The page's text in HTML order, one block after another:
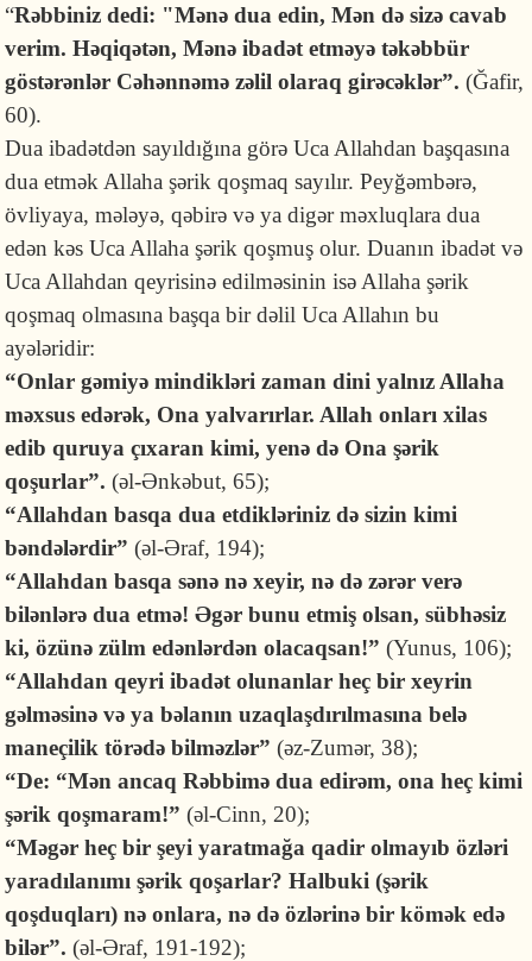
“Rəbbiniz dedi: "Mənə dua edin, Mən də sizə cavab
verim. Həqiqətən, Mənə ibadət etməyə təkəbbür
göstərənlər Cəhənnəmə zəlil olaraq girəcəklər”. (Ğafir,
60).
Dua ibadətdən sayıldığına görə Uca Allahdan başqasına
dua etmək Allaha şərik qoşmaq sayılır. Peyğəmbərə,
övliyaya, mələyə, qəbirə və ya digər məxluqlara dua
edən kəs Uca Allaha şərik qoşmuş olur. Duanın ibadət və
Uca Allahdan qeyrisinə edilməsinin isə Allaha şərik
qoşmaq olmasına başqa bir dəlil Uca Allahın bu
ayələridir:
“Onlar gəmiyə mindikləri zaman dini yalnız Allaha
məxsus edərək, Ona yalvarırlar. Allah onları xilas
edib quruya çıxaran kimi, yenə də Ona şərik
qoşurlar”. (əl-Ənkəbut, 65);
“Allahdan basqa dua etdikləriniz də sizin kimi
bəndələrdir”(əl-Əraf, 194);
“Allahdan basqa sənə nə xeyir, nə də zərər verə
bilənlərə dua etmə! Əgər bunu etmiş olsan, sübhəsiz
ki, özünə zülm edənlərdən olacaqsan!” (Yunus, 106);
“Allahdan qeyri ibadət olunanlar heç bir xeyrin
gəlməsinə və ya bəlanın uzaqlaşdırılmasına belə
maneçilik törədə bilməzlər” (əz-Zumər, 38);
“De: “Mən ancaq Rəbbimə dua edirəm, ona heç kimi
şərik qoşmaram!” (əl-Cinn, 20);
“Məgər heç bir şeyi yaratmağa qadir olmayıb özləri
yaradılanımı şərik qoşarlar? Halbuki (şərik
qoşduqları) nə onlara, nə də özlərinə bir kömək edə
bilər”. (əl-Əraf, 191-192);